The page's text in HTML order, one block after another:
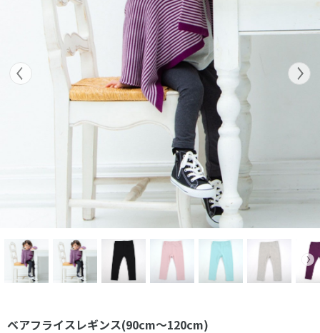
ベアフライスレギンス(90cm～120cm)